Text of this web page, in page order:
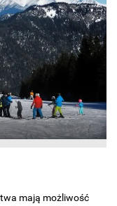
mają możliwość